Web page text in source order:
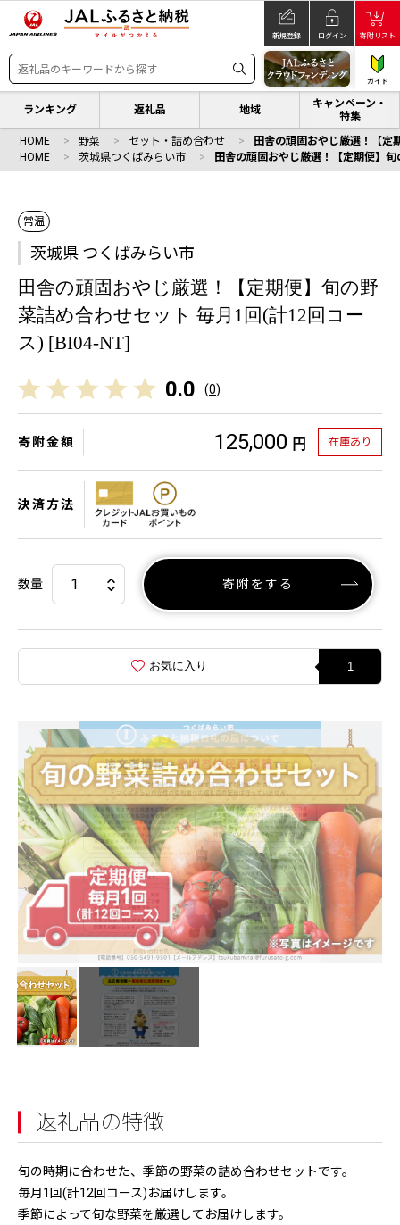
新規登録 ログイン 寄附リスト
ガイド
ランキング 返礼品 地域
キャンペーン・
特集
HOME 野菜 セット・詰め合わせ
田舎の頑固おやじ厳選！【
HOME
茨城県つくばみらい市 田舎の頑固おやじ厳選！【定期便】
常温
茨城県 つくばみらい市
田舎の頑固おやじ厳選！【定期便】旬の野
菜詰め合わせセット 毎月1回(計12回コー
ス) [BI04-NT]
0.0 (0)
寄附金額 125,000 円 在庫あり
決済方法
数量 寄附をする
お気に入り 1
返礼品の特徴
旬の時期に合わせた、季節の野菜の詰め合わせセットです。
毎月1回(計12回コース)お届けします。
季節によって旬な野菜を厳選してお届けします。